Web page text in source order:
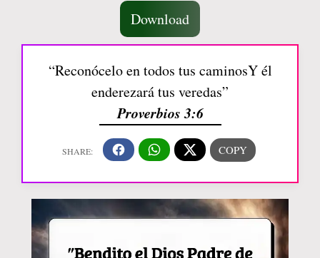
Download
“Reconócelo en todos tus caminosY él
enderezará tus veredas”
Proverbios 3:6